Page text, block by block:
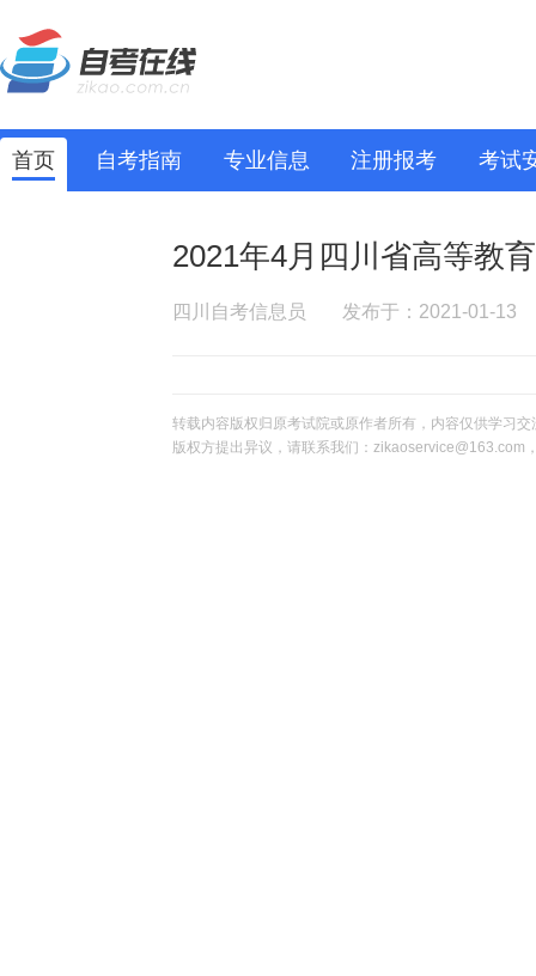
首页 自考指南 专业信息 注册报考 考试
2021年4月四川省高等教
四川自考信息员 发布于：2021-01-13
转载内容版权归原考试院或原作者所有，内容仅供学习
版权方提出异议，请联系我们：zikaoservice@163.com